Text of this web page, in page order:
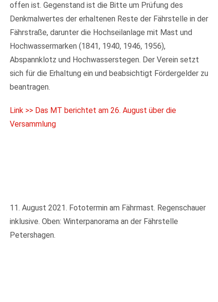
offen ist. Gegenstand ist die Bitte um Prüfung des
Denkmalwertes der erhaltenen Reste der Fährstelle in der
Fährstraße, darunter die Hochseilanlage mit Mast und
Hochwassermarken (1841, 1940, 1946, 1956),
Abspannklotz und Hochwasserstegen. Der Verein setzt
sich für die Erhaltung ein und beabsichtigt Fördergelder zu
beantragen.
Link >> Das MT berichtet am 26. August über die
Versammlung
11. August 2021. Fototermin am Fährmast. Regenschauer
inklusive. Oben: Winterpanorama an der Fährstelle
Petershagen.